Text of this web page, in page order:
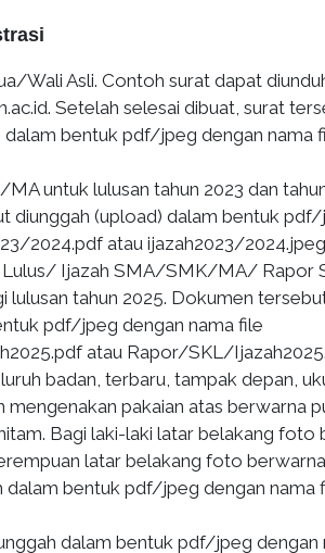
Wali Asli. Contoh surat dapat
Setelah selesai dibuat, surat
dalam bentuk pdf/jpeg dengan nama
untuk lulusan tahun 2023 dan
diunggah (upload) dalam bentuk
2024.pdf atau ijazah2023/
Lulus/ Ijazah SMA/SMK/MA/ Rapor
lulusan tahun 2025. Dokumen
pdf/jpeg dengan nama file
atau Rapor/SKL/
badan, terbaru, tampak depan,
mengenakan pakaian atas berwarna
Bagi laki-laki latar belakang foto
latar belakang foto
dalam bentuk pdf/jpeg dengan nama
dalam bentuk pdf/jpeg dengan